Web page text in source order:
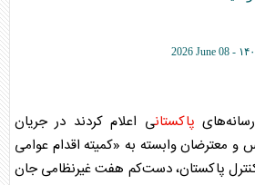
2026 June 08
پاکستانی اعلام کردند در جریان
و معترضان وابسته به «کمیته اقدام عوامی
پاکستان، دست‌کم هفت غیرنظامی جان